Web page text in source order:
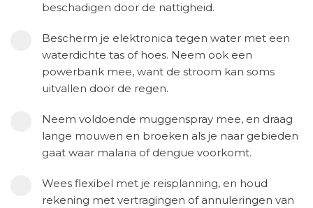
beschadigen door de nattigheid.
Bescherm je elektronica tegen water met een
waterdichte tas of hoes. Neem ook een
powerbank mee, want de stroom kan soms
uitvallen door de regen.
Neem voldoende muggenspray mee, en draag
lange mouwen en broeken als je naar gebieden
gaat waar malaria of dengue voorkomt.
Wees flexibel met je reisplanning, en houd
rekening met vertragingen of annuleringen van